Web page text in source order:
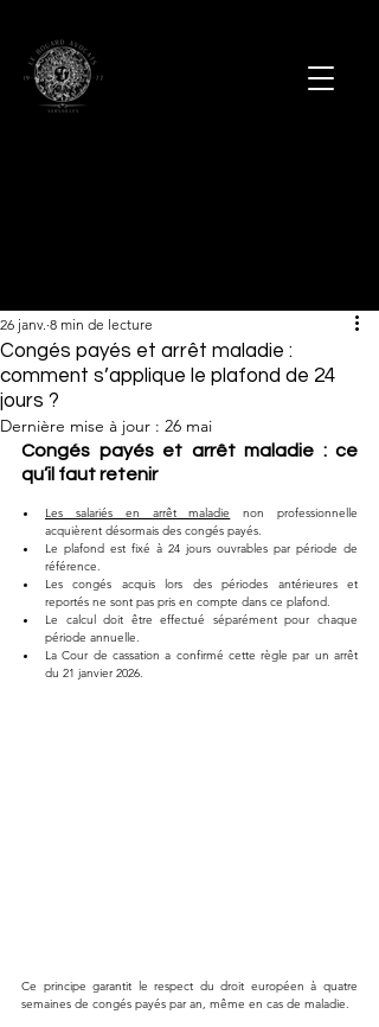
Congés payés et arrêt maladie :
comment s’applique le plafond de 24
jours ?
26 janv. 8 min de lecture
Dernière mise à jour : 26 mai
Congés payés et arrêt maladie : ce
qu’il faut retenir
Les salariés en arrêt maladie
non professionnelle
acquièrent désormais des congés payés.
Le plafond est fixé à 24 jours ouvrables par période de
référence.
Les congés acquis lors des périodes antérieures et
reportés ne sont pas pris en compte dans ce plafond.
Le calcul doit être effectué séparément pour chaque
période annuelle.
La Cour de cassation a confirmé cette règle par un arrêt
du 21 janvier 2026.
Ce principe garantit le respect du droit européen à quatre
semaines de congés payés par an, même en cas de maladie.